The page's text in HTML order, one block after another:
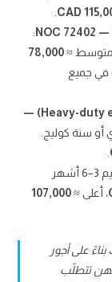
115,000
:
متوسط ≈78,000
في جميع
فنيّو معدّات ثقيلة (Heavy-duty equipment mechanics) —
أو سنة كوليج.
: تعليم 3–6 أشهر
، أعلى ≈107,000
ملاحظة: الأرقام تقريبية حسب موقع Job Bank بناءً على أجور
بعض المهن تتطلّب